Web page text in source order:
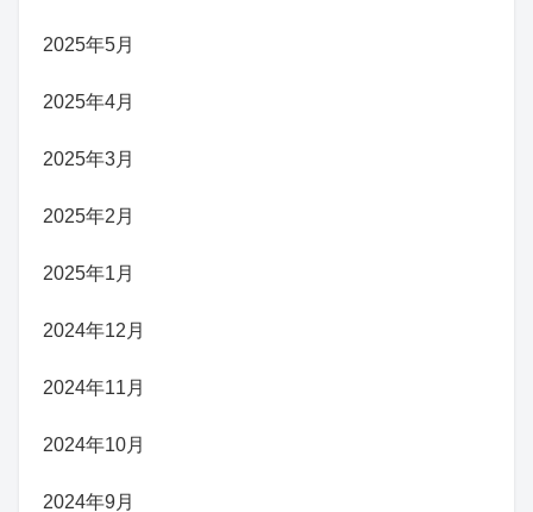
2025年5月
2025年4月
2025年3月
2025年2月
2025年1月
2024年12月
2024年11月
2024年10月
2024年9月